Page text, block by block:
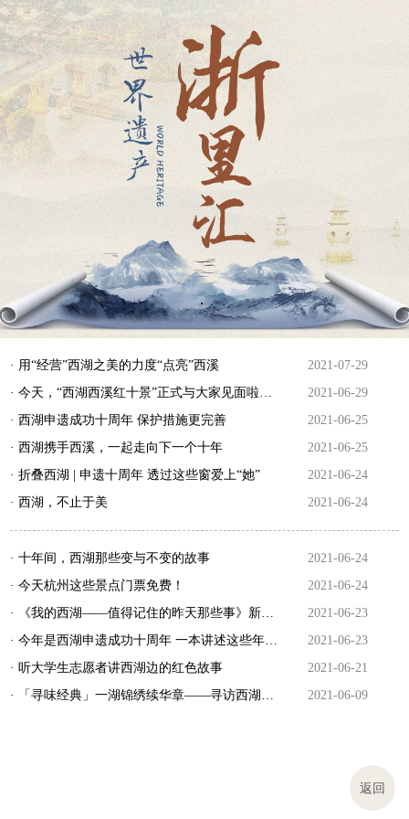
· 用“经营”西湖之美的力度“点亮”西溪
2021-07-29
· 今天，“西湖西溪红十景”正式与大家见面啦，快来看看都有哪些？
2021-06-29
· 西湖申遗成功十周年 保护措施更完善
2021-06-25
· 西湖携手西溪，一起走向下一个十年
2021-06-25
· 折叠西湖 | 申遗十周年 透过这些窗爱上“她”
2021-06-24
· 西湖，不止于美
2021-06-24
· 十年间，西湖那些变与不变的故事
2021-06-24
· 今天杭州这些景点门票免费！
2021-06-24
· 《我的西湖——值得记住的昨天那些事》新书上线
2021-06-23
· 今年是西湖申遗成功十周年 一本讲述这些年西湖发展变化的书出版
2021-06-23
· 听大学生志愿者讲西湖边的红色故事
2021-06-21
· 「寻味经典」一湖锦绣续华章——寻访西湖综合保护工程与西湖申遗历程
2021-06-09
返回